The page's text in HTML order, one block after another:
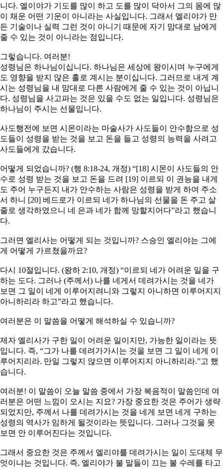
니다. 엘이야가 기도를 많이 하고 도를 많이 닥아서 그의 몸에 많
이 채운 어떤 기운이 아니라는 사실입니다. 그래서 엘리야가 만
든 기술이나 실력 그런 것이 아니기 때문에 자기 맘대로 남에게
줄 수 있는 것이 아니라는 점입니다.
그렇습니다. 여러분!
성령님은 하나님이십니다. 하나님은 세상에 왕이시며 누구에게
도 영향을 받지 않은 홀로 계시는 분이십니다. 그러므로 내게 계
시는 성령님을 내 맘대로 다른 사람에게 줄 수 있는 것이 아닙니
다. 성령님을 사고파는 것은 있을 수도 없는 일입니다. 성령님은
하나님이 주시는 선물입니다.
사도행전에 보면 시몬이라는 마술사가 사도들이 안수함으로 성
도들이 성령을 받는 것을 보고 돈을 들고 성령의 능력을 사려고
사도들에게 갔습니다.
어떻게 되었습니까? (행 8:18-24, 개정) “[18] 시몬이 사도들의 안
수로 성령 받는 것을 보고 돈을 드려 [19] 이르되 이 권능을 내게
도 주어 누구든지 내가 안수하는 사람은 성령을 받게 하여 주소
서 하니 [20] 베드로가 이르되 네가 하나님의 선물을 돈 주고 살
줄로 생각하였으니 네 은과 네가 함께 망할지어다”라고 했습니
다.
그러면 엘리사는 어떻게 되는 것입니까? 스승인 엘리야는 그에
게 어떻게 가르쳤을까요?
다시 10절입니다. (왕하 2:10, 개정) “이르되 네가 어려운 일을 구
하는 도다. 그러나 (주께서) 나를 네게서 데려가시는 것을 네가
보면 그 일이 네게 이루어지려니와 그렇지 아니하면 이루어지지
아니하리라 하고”라고 했습니다.
여러분은 이 말씀을 어떻게 해석하실 수 있습니까?
제자 엘리사가 구한 일이 어려운 일이지만, 가능한 일이라는 뜻
입니다. 즉, “그가 나를 데려가가시는 것을 보면 그 일이 네게 이
루어지리라. 만일 그렇지 않으면 이루어지지 아니하리라.”고 했
습니다.
여러분! 이 말씀이 오늘 말씀 중에서 가장 복음적이 말씀인데 여
러분은 어떤 느낌이 오시는 지요? 가장 중요한 것은 주어가 생략
되었지만, 주께서 나를 데려가시는 것을 네게 보면 네게 구하는
성령의 역사가 임하게 될것이라는 뜻입니다. 그러나 그것을 못
보면 안 이루어진다는 것입니다.
그래서 중요한 것은 주께서 엘리야를 데려가시는 일이 도대체 무
엇이냐는 것입니다. 즉, 엘리야가 불 말들이 끄는 불 수레를 타고